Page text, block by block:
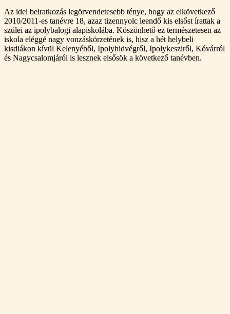
Az idei beiratkozás legörvendetesebb ténye, hogy az elkövetkező
2010/2011-es tanévre 18, azaz tizennyolc leendő kis elsőst írattak a
szülei az ipolybalogi alapiskolába. Köszönhető ez természetesen az
iskola eléggé nagy vonzáskörzetének is, hisz a hét helybeli
kisdiákon kívül Kelenyéből, Ipolyhidvégről, Ipolykesziről, Kóvárról
és Nagycsalomjáról is lesznek elsősök a következő tanévben.